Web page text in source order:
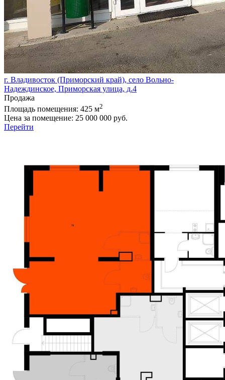
г. Владивосток (Приморский край), село Вольно-
Надеждинское, Приморская улица, д.4
Продажа
Площадь помещения: 425 м2
Цена за помещение: 25 000 000 руб.
Перейти